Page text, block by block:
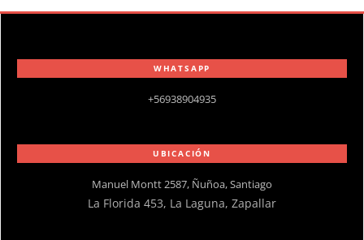
WHATSAPP
+56938904935
UBICACIÓN
Manuel Montt 2587, Ñuñoa, Santiago
La Florida 453, La Laguna, Zapallar